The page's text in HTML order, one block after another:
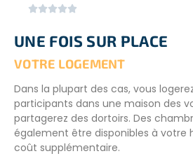

UNE FOIS SUR PLACE
VOTRE LOGEMENT
Dans la plupart des cas, vous
participants dans une maison des
partagerez des dortoirs. Des
également être disponibles à votre
coût supplémentaire.